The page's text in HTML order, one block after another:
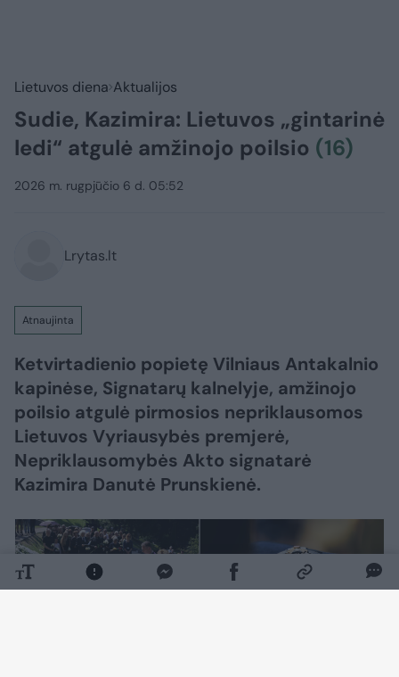
Lietuvos diena Aktualijos
Sudie, Kazimira: Lietuvos „gintarinė
ledi“ atgulė amžinojo poilsio (16)
2026 m. rugpjūčio 6 d. 05:52
Lrytas.lt
Atnaujinta
Ketvirtadienio popietę Vilniaus Antakalnio
kapinėse, Signatarų kalnelyje, amžinojo
poilsio atgulė pirmosios nepriklausomos
Lietuvos Vyriausybės premjerė,
Nepriklausomybės Akto signatarė
Kazimira Danutė Prunskienė.